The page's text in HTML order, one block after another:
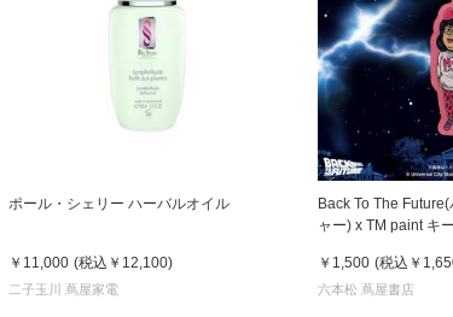
ポール・シェリー ハーバルオイル
￥11,000 (税込 ￥12,100)
二子玉川 蔦屋家電
Back To The
ャー) x TM paint キ
￥1,500 (税込 ￥
六本松 蔦屋書店